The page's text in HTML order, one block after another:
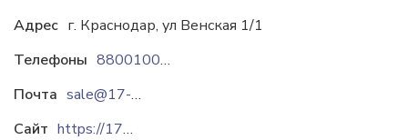
Адрес г. Краснодар, ул Венская 1/1
Телефоны
88001000213
Почта
sale@17-78.ru
Сайт
https://17-78.ru